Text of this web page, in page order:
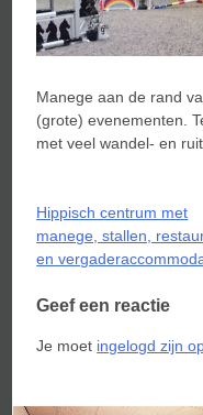
Manege aan de rand
(grote) evenementen.
met veel wandel- en
Bericht
navigatie
Hippisch centrum met
manege, stallen,
en
Geef een reactie
Je moet ingelogd zijn